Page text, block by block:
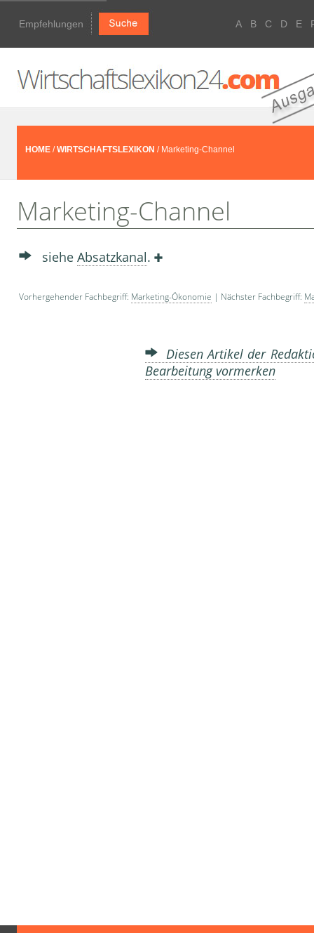
Empfehlungen A B C D E
HOME /WIRTSCHAFTSLEXIKON / Marketing-Channel
Marketing-Channel
siehe Absatzkanal.
Vorhergehender Fachbegriff: Marketing-Ökonomie | Nächster Fachbegriff:
Diesen Artikel der
Bearbeitung vormerken